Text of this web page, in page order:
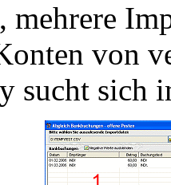
mehrere
von
sucht sich